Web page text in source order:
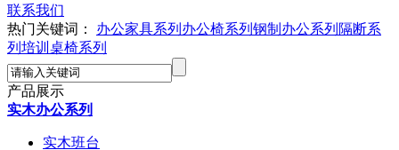
联系我们
热门关键词： 办公家具系列 办公椅系列 钢制办公系列 隔断系
列 培训桌椅系列
产品展示
实木办公系列
实木班台